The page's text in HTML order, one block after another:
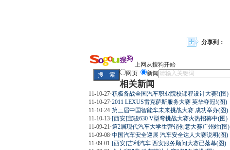
分享到：
上网从搜狗开始
网页
新闻
相关新闻
11-10-27·积极备战全国汽车职业院校课程设计大赛!(图)
11-10-27·2011 LEXUS雷克萨斯服务大赛 英华夺冠!(图)
11-10-24·第三届中国智能车未来挑战大赛 成功举办(图)
11-10-13·[西安]宝骏630 V型弯挑战大赛火热招募中(图)
11-09-21 ·第2届现代汽车大学生营销创意大赛广州站(图)
11-09-08·中国汽车安全巡展 汽车安全达人大赛说明(图)
11-09-01 ·[西安]吉利汽车 西安服务顾问大赛已落幕(图)